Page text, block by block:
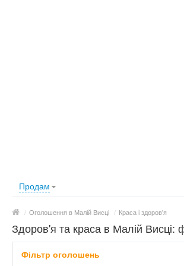
Продам
/ Оголошення в Малій Висці / Краса і здоров'я
Здоров'я та краса в Малій Висці:
Фільтр оголошень